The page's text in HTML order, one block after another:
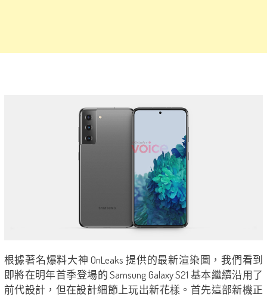
根據著名爆料大神 OnLeaks 提供的最新渲染圖，我們看到
即將在明年首季登場的 Samsung Galaxy S21 基本繼續沿用了
前代設計，但在設計細節上玩出新花樣。首先這部新機正